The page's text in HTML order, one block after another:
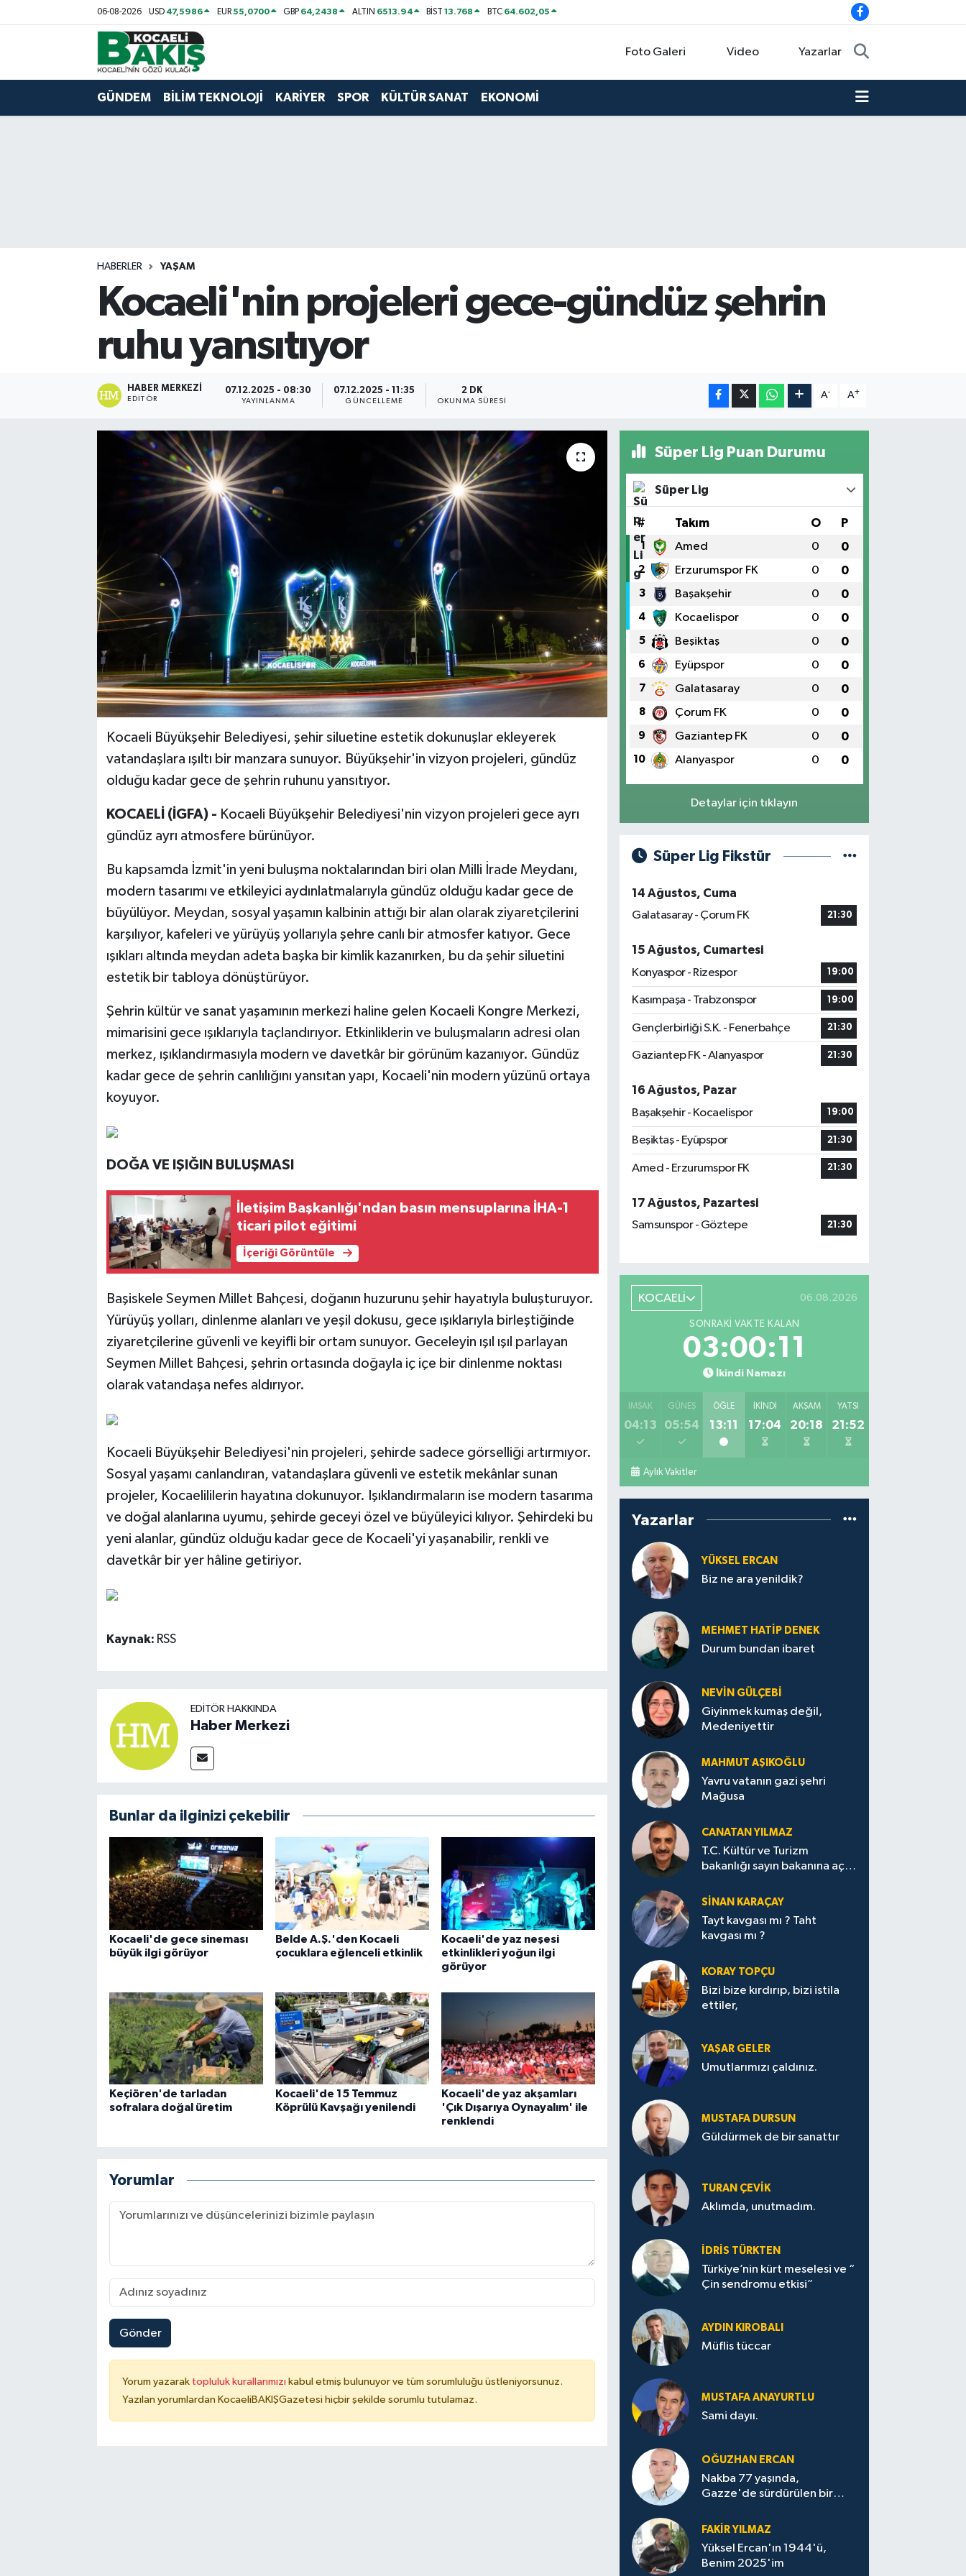
06-08-2026 USD 47,5986 EUR55,0700 GBP 64,2438 ALTIN 6513.94 BİST13.768 BTC 64.602,05
Foto Galeri Video Yazarlar
GÜNDEM BİLİM TEKNOLOJİ KARİYER SPOR KÜLTÜR SANAT EKONOMİ
HABERLER YAŞAM
Kocaeli'nin projeleri gece-gündüz şehrin
ruhu yansıtıyor
HABER MERKEZI
EDITÖR
07.12.2025 - 08:30
YAYINLANMA
07.12.2025 - 11:35
GÜNCELLEME
2 DK
OKUNMA SÜRESI
A- A+
Kocaeli Büyükşehir Belediyesi, şehir siluetine estetik dokunuşlar ekleyerek
vatandaşlara ışıltı bir manzara sunuyor. Büyükşehir'in vizyon projeleri, gündüz
olduğu kadar gece de şehrin ruhunu yansıtıyor.
KOCAELİ (İGFA) - Kocaeli Büyükşehir Belediyesi'nin vizyon projeleri gece ayrı
gündüz ayrı atmosfere bürünüyor.
Bu kapsamda İzmit'in yeni buluşma noktalarından biri olan Milli İrade Meydanı,
modern tasarımı ve etkileyici aydınlatmalarıyla gündüz olduğu kadar gece de
büyülüyor. Meydan, sosyal yaşamın kalbinin attığı bir alan olarak ziyaretçilerini
karşılıyor, kafeleri ve yürüyüş yollarıyla şehre canlı bir atmosfer katıyor. Gece
ışıkları altında meydan adeta başka bir kimlik kazanırken, bu da şehir siluetini
estetik bir tabloya dönüştürüyor.
Şehrin kültür ve sanat yaşamının merkezi haline gelen Kocaeli Kongre Merkezi,
mimarisini gece ışıklarıyla taçlandırıyor. Etkinliklerin ve buluşmaların adresi olan
merkez, ışıklandırmasıyla modern ve davetkâr bir görünüm kazanıyor. Gündüz
kadar gece de şehrin canlılığını yansıtan yapı, Kocaeli'nin modern yüzünü ortaya
koyuyor.
DOĞA VE IŞIĞIN BULUŞMASI
İletişim Başkanlığı'ndan basın mensuplarına İHA-1
ticari pilot eğitimi
İçeriği Görüntüle
Başiskele Seymen Millet Bahçesi, doğanın huzurunu şehir hayatıyla buluşturuyor.
Yürüyüş yolları, dinlenme alanları ve yeşil dokusu, gece ışıklarıyla birleştiğinde
ziyaretçilerine güvenli ve keyifli bir ortam sunuyor. Geceleyin ışıl ışıl parlayan
Seymen Millet Bahçesi, şehrin ortasında doğayla iç içe bir dinlenme noktası
olarak vatandaşa nefes aldırıyor.
Kocaeli Büyükşehir Belediyesi'nin projeleri, şehirde sadece görselliği artırmıyor.
Sosyal yaşamı canlandıran, vatandaşlara güvenli ve estetik mekânlar sunan
projeler, Kocaelililerin hayatına dokunuyor. Işıklandırmaların ise modern tasarıma
ve doğal alanlarına uyumu, şehirde geceyi özel ve büyüleyici kılıyor. Şehirdeki bu
yeni alanlar, gündüz olduğu kadar gece de Kocaeli'yi yaşanabilir, renkli ve
davetkâr bir yer hâline getiriyor.
Kaynak: RSS
EDITÖR HAKKINDA
Haber Merkezi
Bunlar da ilginizi çekebilir
Kocaeli'de gece sineması
büyük ilgi görüyor
Belde A.Ş.'den Kocaeli
çocuklara eğlenceli etkinlik
Kocaeli'de yaz neşesi
etkinlikleri yoğun ilgi
görüyor
Keçiören'de tarladan
sofralara doğal üretim
Kocaeli'de 15 Temmuz
Köprülü Kavşağı yenilendi
Kocaeli'de yaz akşamları
'Çık Dışarıya Oynayalım' ile
renklendi
Yorumlar
Gönder
Yorum yazarak topluluk kurallarımızı kabul etmiş bulunuyor ve tüm sorumluluğu üstleniyorsunuz.
Yazılan yorumlardan KocaeliBAKIŞGazetesi hiçbir şekilde sorumlu tutulamaz.
Süper Lig Puan Durumu
Süper Lig
# Takım O P
1 Amed 0 0
2 Erzurumspor FK 0 0
3 Başakşehir 0 0
4 Kocaelispor 0 0
5 Beşiktaş 0 0
6 Eyüpspor 0 0
7 Galatasaray 0 0
8 Çorum FK 0 0
9 Gaziantep FK 0 0
10 Alanyaspor 0 0
Detaylar için tıklayın
Süper Lig Fikstür
14 Ağustos, Cuma
Galatasaray - Çorum FK
21:30
15 Ağustos, Cumartesi
Konyaspor - Rizespor
19:00
Kasımpaşa - Trabzonspor 19:00
Gençlerbirliği S.K. - Fenerbahçe 21:30
Gaziantep FK - Alanyaspor 21:30
16 Ağustos, Pazar
Başakşehir - Kocaelispor
19:00
Beşiktaş - Eyüpspor 21:30
Amed - Erzurumspor FK 21:30
17 Ağustos, Pazartesi
Samsunspor - Göztepe
21:30
KOCAELİ 06.08.2026
SONRAKI VAKTE KALAN
03:00:10
İkindi Namazı
İMSAK
04:13
GÜNEŞ
05:54
ÖĞLE
13:11
İKINDI
17:04
AKŞAM
20:18
YATSI
21:52
Aylık Vakitler
Yazarlar
YÜKSEL ERCAN
Biz ne ara yenildik?
MEHMET HATİP DENEK
Durum bundan ibaret
NEVİN GÜLÇEBİ
Giyinmek kumaş değil,
Medeniyettir
MAHMUT AŞIKOĞLU
Yavru vatanın gazi şehri
Mağusa
CANATAN YILMAZ
T.C. Kültür ve Turizm
bakanlığı sayın bakanına açık
SİNAN KARAÇAY
Tayt kavgası mı ? Taht
kavgası mı ?
KORAY TOPÇU
Bizi bize kırdırıp, bizi istila
ettiler,
YAŞAR GELER
Umutlarımızı çaldınız.
MUSTAFA DURSUN
Güldürmek de bir sanattır
TURAN ÇEVİK
Aklımda, unutmadım.
İDRİS TÜRKTEN
Türkiye’nin kürt meselesi ve “
Çin sendromu etkisi”
AYDIN KIROBALI
Müflis tüccar
MUSTAFA ANAYURTLU
Sami dayıı.
OĞUZHAN ERCAN
Nakba 77 yaşında,
Gazze'de sürdürülen bir
FAKİR YILMAZ
Yüksel Ercan'ın 1944'ü,
Benim 2025'im
Kocaeli Nöbetçi Eczaneler
Kocaeli Hava Durumu